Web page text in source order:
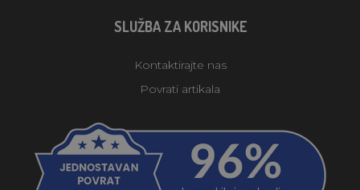
SLUŽBA ZA KORISNIKE
Kontaktirajte nas
Povrati artikala